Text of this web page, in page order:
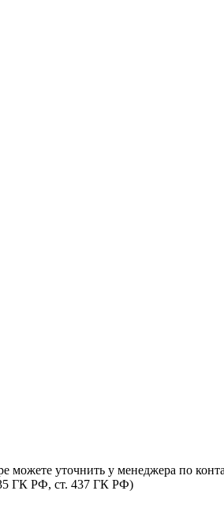
можете уточнить у менеджера по
ГК РФ, cт. 437 ГК РФ)